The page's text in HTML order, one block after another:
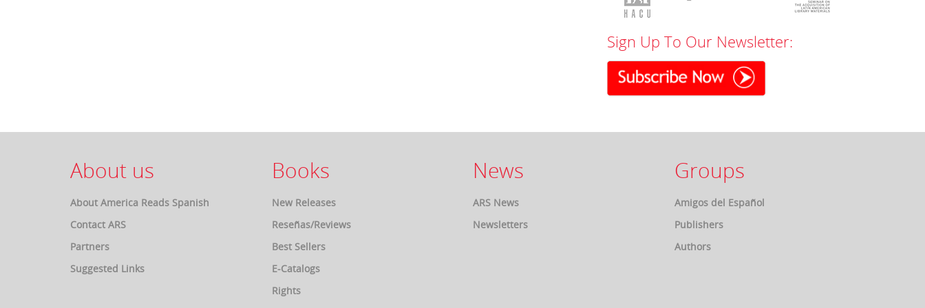
Sign Up To Our Newsletter:
About us
About America Reads Spanish
Contact ARS
Partners
Suggested Links
Books
New Releases
Reseñas/Reviews
Best Sellers
E-Catalogs
Rights
News
ARS News
Newsletters
Groups
Amigos del Español
Publishers
Authors